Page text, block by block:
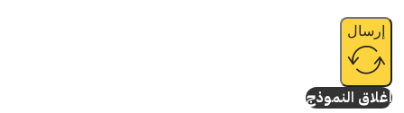
إرسال
إغلاق النموذج